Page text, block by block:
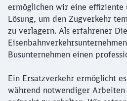
ermöglichen wir eine effiziente
Lösung, um den Zugverkehr
zu verlagern. Als erfahrener
Busunternehmen einen
Ein Ersatzverkehr ermöglicht
während notwendiger